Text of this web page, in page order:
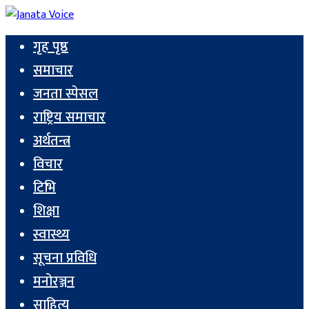
गृह पृष्ठ
समाचार
जनता स्पेसल
राष्ट्रिय समाचार
अर्थतन्त्र
विचार
टिभि
शिक्षा
स्वास्थ्य
सूचना प्रविधि
मनोरञ्जन